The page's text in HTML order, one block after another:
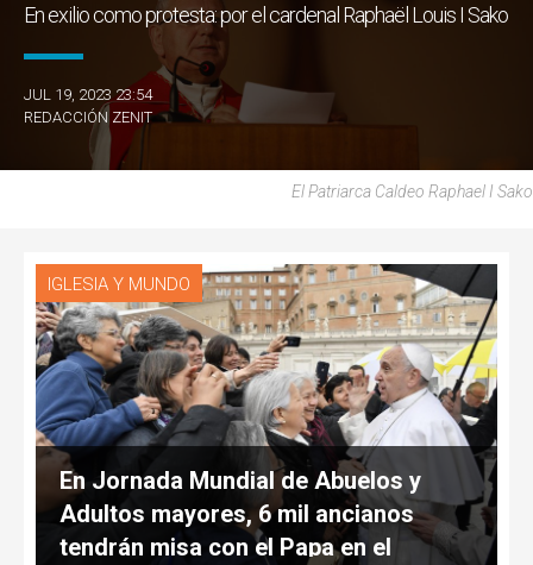
En exilio como protesta: por el cardenal Raphaël Louis I Sako
JUL 19, 2023 23:54
REDACCIÓN ZENIT
El Patriarca Caldeo Raphael I Sako
IGLESIA Y MUNDO
En Jornada Mundial de Abuelos y
Adultos mayores, 6 mil ancianos
tendrán misa con el Papa en el